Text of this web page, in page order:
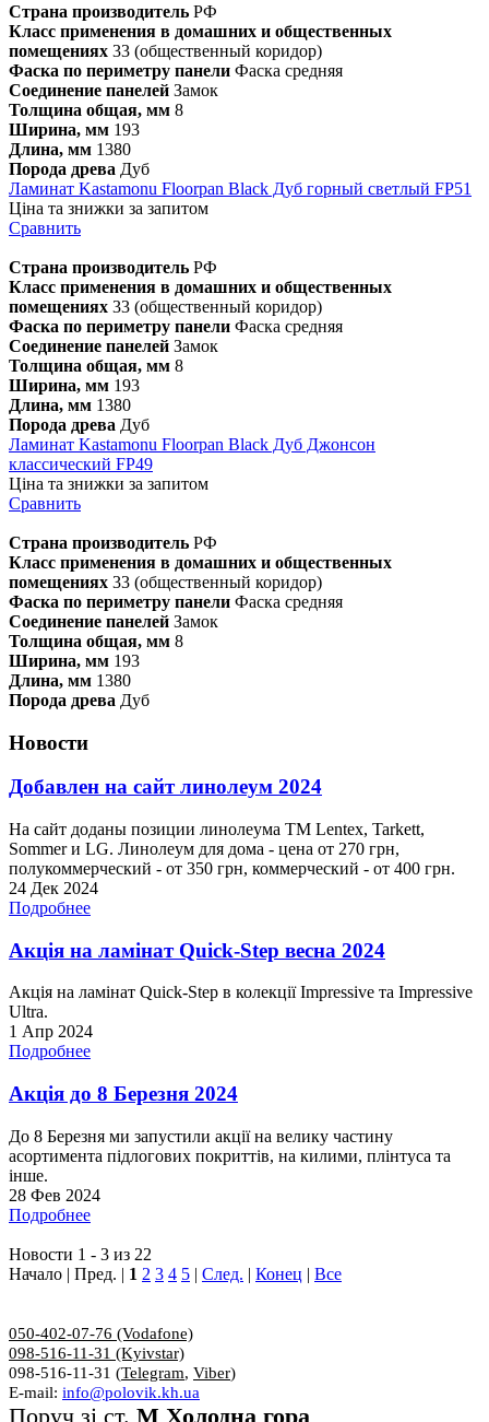
Страна производитель РФ
Класс применения в домашних и общественных
помещениях 33 (общественный коридор)
Фаска по периметру панели Фаска средняя
Соединение панелей Замок
Толщина общая, мм 8
Ширина, мм 193
Длина, мм 1380
Порода древа Дуб
Ламинат Kastamonu Floorpan Black Дуб горный светлый FP51
Ціна та знижки за запитом
Сравнить
Страна производитель РФ
Класс применения в домашних и общественных
помещениях 33 (общественный коридор)
Фаска по периметру панели Фаска средняя
Соединение панелей Замок
Толщина общая, мм 8
Ширина, мм 193
Длина, мм 1380
Порода древа Дуб
Ламинат Kastamonu Floorpan Black Дуб Джонсон
классический FP49
Ціна та знижки за запитом
Сравнить
Страна производитель РФ
Класс применения в домашних и общественных
помещениях 33 (общественный коридор)
Фаска по периметру панели Фаска средняя
Соединение панелей Замок
Толщина общая, мм 8
Ширина, мм 193
Длина, мм 1380
Порода древа Дуб
Новости
Добавлен на сайт линолеум 2024
На сайт доданы позиции линолеума ТМ Lentex, Tarkett,
Sommer и LG. Линолеум для дома - цена от 270 грн,
полукоммерческий - от 350 грн, коммерческий - от 400 грн.
24 Дек 2024
Подробнее
Акція на ламінат Quick-Step весна 2024
Акція на ламінат Quick-Step в колекції Impressive та Impressive
Ultra.
1 Апр 2024
Подробнее
Акція до 8 Березня 2024
До 8 Березня ми запустили акції на велику частину
асортимента підлогових покриттів, на килими, плінтуса та
інше.
28 Фев 2024
Подробнее
Новости 1 - 3 из 22
Начало | Пред. | 1 2 3 4 5 | След. | Конец | Все
050-402-07-76 (Vodafone)
098-516-11-31 (Kyivstar)
098-516-11-31 (Telegram, Viber)
E-mail: info@polovik.kh.ua
Поруч зі ст. М Холодна гора